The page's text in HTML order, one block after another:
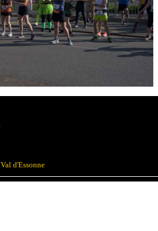
d'Essonne